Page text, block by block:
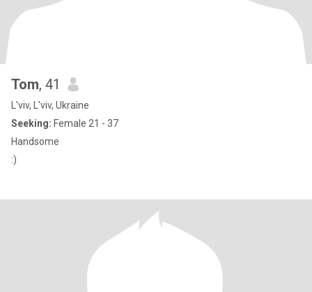
Tom, 41
L'viv, L'viv, Ukraine
Seeking: Female 21 - 37
Handsome
:)